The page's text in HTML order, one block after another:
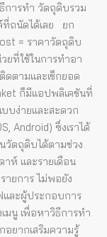
การทำ วัตถุดิบรวม
ที่ถนัดได้เลย ยก
= ราคาวัตถุดิบ
ยที่ใช้ในการทำอา
ตามและเช็กยอด
ก็มีแอปพลิเคชันที่
บง่ายและสะดวก
Android) ซึ่งเราได้
วัตถุดิบได้ตามช่วง
าห์ และรายเดือน
ายการ ไม่พอยัง
และผู้ประกอบการ
นู เพื่อหาวิธีการทำ
ยากเสริมความรู้